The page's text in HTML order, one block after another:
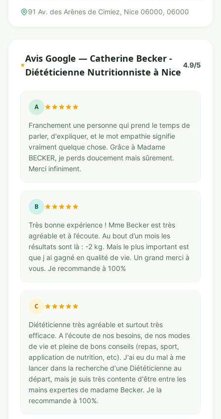
91 Av. des Arènes de Cimiez, Nice 06000, 06000
Avis Google — Catherine Becker -
Diététicienne Nutritionniste à Nice
4.9/5
A
Franchement une personne qui prend le temps de
parler, d'expliquer, et le mot empathie signifie
vraiment quelque chose. Grâce à Madame
BECKER, je perds doucement mais sûrement.
Merci infiniment.
B
Très bonne expérience ! Mme Becker est très
agréable et à l’écoute. Au bout d’un mois les
résultats sont là : -2 kg. Mais le plus important est
que j ai gagné en qualité de vie. Un grand merci à
vous. Je recommande à 100%
C
Diététicienne très agréable et surtout très
efficace. A l'écoute de nos besoins, de nos modes
de vie et pleine de bons conseils (repas, sport,
application de nutrition, etc). J'ai eu du mal à me
lancer dans la recherche d'une Diététicienne au
départ, mais je suis très contente d'être entre les
mains expertes de madame Becker. Je la
recommande à 100%.